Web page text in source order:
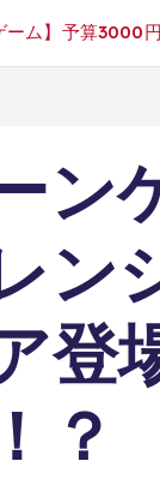
ーム】予算3000
ー
ン
登
？